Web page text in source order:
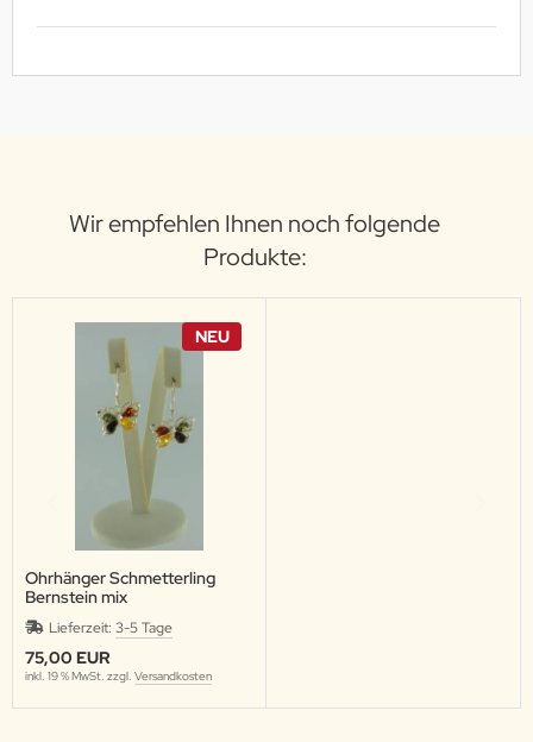
Wir empfehlen Ihnen noch folgende
Produkte:
NEU
Ohrhänger Schmetterling
Bernstein mix
Lieferzeit: 3-5 Tage
75,00 EUR
inkl. 19 % MwSt. zzgl. Versandkosten